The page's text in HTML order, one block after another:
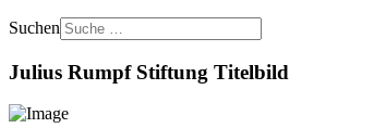
Suchen
Julius Rumpf Stiftung Titelbild